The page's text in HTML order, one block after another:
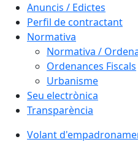
Anuncis / Edictes
Perfil de contractant
Normativa
Normativa /
Ordenances Fiscals
Urbanisme
Seu electrònica
Transparència
Volant